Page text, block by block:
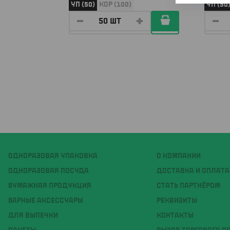
УП (50) КОР (100) УП (50)
ОДНОРАЗОВАЯ УПАКОВКА
ОДНОРАЗОВАЯ ПОСУДА
БУМАЖНАЯ ПРОДУКЦИЯ
БАРНЫЕ АКСЕССУАРЫ
ДЛЯ ВЫПЕЧКИ
О КОМПАНИИ
ДОСТАВКА И ОПЛАТА
СТАТЬ ПАРТНЁРОМ
РЕКВИЗИТЫ
КОНТАКТЫ